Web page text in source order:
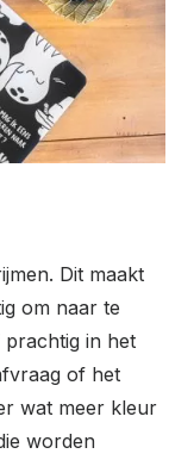
Dit maakt
om naar te
prachtig in het
of het
wat meer kleur
worden